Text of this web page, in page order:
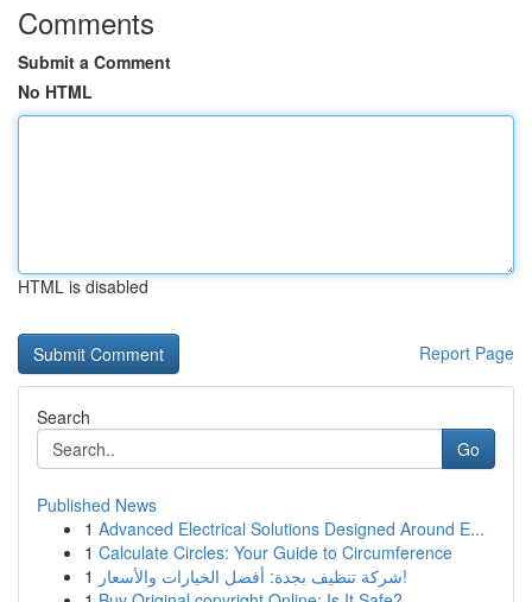
Comments
Submit a Comment
No HTML
HTML is disabled
Report Page
Search
Go
Published News
1 Advanced Electrical Solutions Designed Around E...
1 Calculate Circles: Your Guide to Circumference
1
شركة تنظيف بجدة: أفضل الخيارات والأسعار!